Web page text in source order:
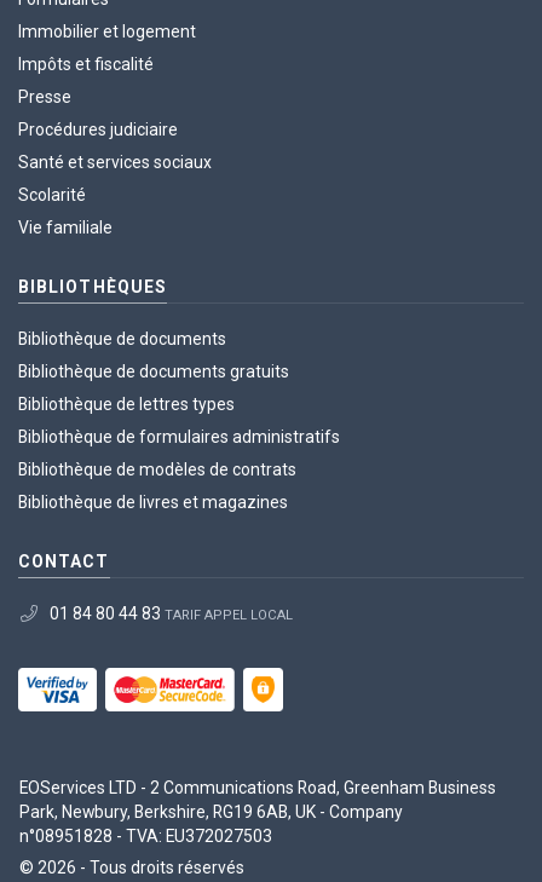
Immobilier et logement
Impôts et fiscalité
Presse
Procédures judiciaire
Santé et services sociaux
Scolarité
Vie familiale
BIBLIOTHÈQUES
Bibliothèque de documents
Bibliothèque de documents gratuits
Bibliothèque de lettres types
Bibliothèque de formulaires administratifs
Bibliothèque de modèles de contrats
Bibliothèque de livres et magazines
CONTACT
01 84 80 44 83 TARIF APPEL LOCAL
EOServices LTD - 2 Communications Road, Greenham Business
Park, Newbury, Berkshire, RG19 6AB, UK - Company
n°08951828 - TVA: EU372027503
© 2026 - Tous droits réservés